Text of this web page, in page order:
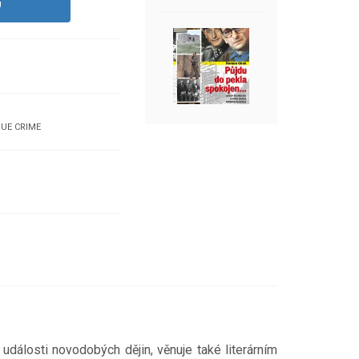
CRIME
novodobých dějin, věnuje také literárním